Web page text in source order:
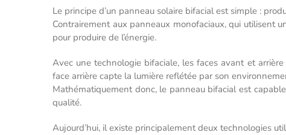
Le principe d’un panneau solaire bifacial est simple :
Contrairement aux panneaux monofaciaux, qui utilisent
pour produire de l’énergie.
Avec une technologie bifaciale, les faces avant et
face arrière capte la lumière reflétée par son
Mathématiquement donc, le panneau bifacial est
qualité.
Aujourd’hui, il existe principalement deux technologies